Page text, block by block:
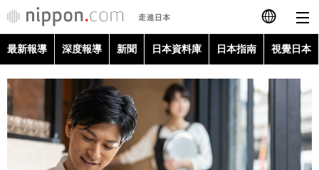
日本語
English
简体字
Français
最新報導
最新報導 深度報導 新聞 日本資料庫 日本指南 視覺日本